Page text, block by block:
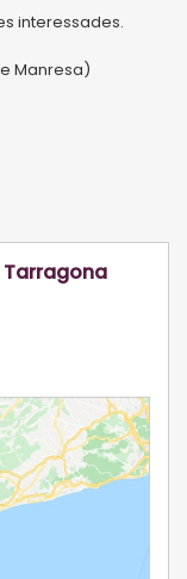
interessades.
Manresa)